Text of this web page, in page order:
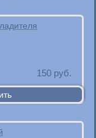
150 руб.